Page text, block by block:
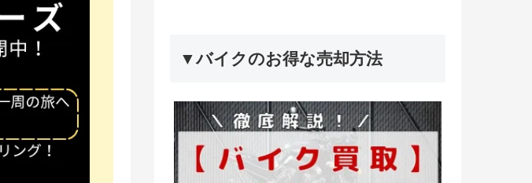
▼バイクのお得な売却方法